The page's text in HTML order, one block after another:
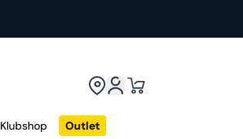
Klubshop Outlet